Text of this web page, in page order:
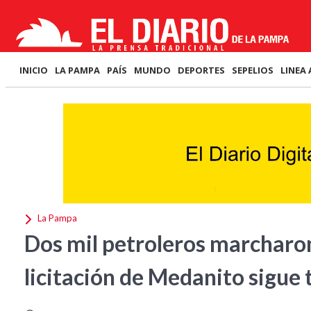
INICIO LA PAMPA PAÍS MUNDO DEPORTES SEPELIOS LINEA
La Pampa
Dos mil petroleros
licitación de Medanito sigue